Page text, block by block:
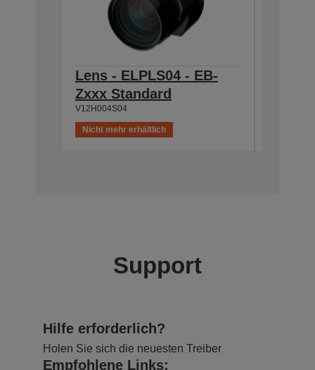
Lens - ELPLS04 - EB-
Zxxx Standard
V12H004S04
Nicht mehr erhältlich
Support
Hilfe erforderlich?
Holen Sie sich die neuesten Treiber
Empfohlene Links: